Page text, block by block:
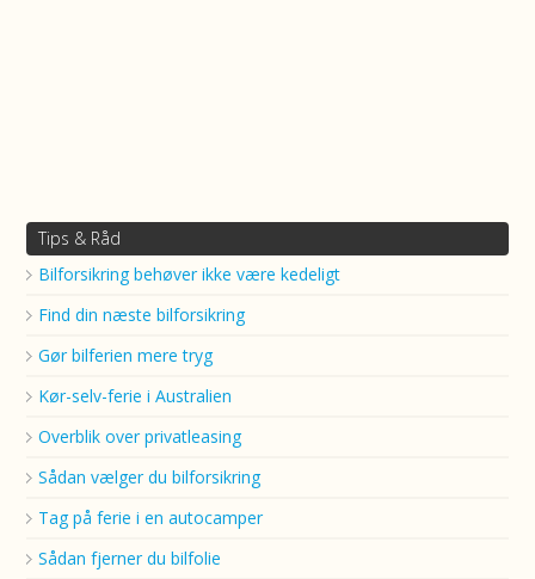
Tips & Råd
Bilforsikring behøver ikke være kedeligt
Find din næste bilforsikring
Gør bilferien mere tryg
Kør-selv-ferie i Australien
Overblik over privatleasing
Sådan vælger du bilforsikring
Tag på ferie i en autocamper
Sådan fjerner du bilfolie